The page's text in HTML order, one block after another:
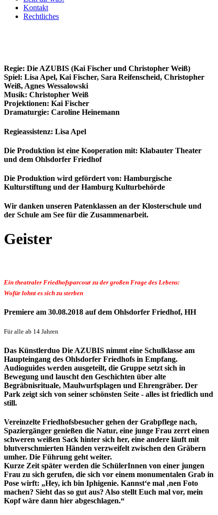
Kontakt
Rechtliches
Regie: Die AZUBIS (Kai Fischer und Christopher Weiß)
Spiel: Lisa Apel, Kai Fischer, Sara Reifenscheid, Christopher
Weiß, Agnes Wessalowski
Musik: Christopher Weiß
Projektionen: Kai Fischer
Dramaturgie: Caroline Heinemann
Regieassistenz: Lisa Apel
Die Produktion ist eine Kooperation mit: Klabauter Theater
und dem Ohlsdorfer Friedhof
Die Produktion wird gefördert von: Hamburgische
Kulturstiftung und der Hamburg Kulturbehörde
Wir danken unseren Patenklassen an der Klosterschule und
der Schule am See für die Zusammenarbeit.
Geister
Ein theatraler Friedhofsparcour zu der großen Frage des Lebens:
Wofür lohnt es sich zu sterben
Premiere am 30.08.2018 auf dem Ohlsdorfer Friedhof, HH
Für alle ab 14 Jahren
Das Künstlerduo Die AZUBIS nimmt eine Schulklasse am
Haupteingang des Ohlsdorfer Friedhofs in Empfang.
Audioguides werden ausgeteilt, die Gruppe setzt sich in
Bewegung und lauscht den Geschichten über alte
Begräbnisrituale, Maulwurfsplagen und Ehrengräber. Der
Park zeigt sich von seiner schönsten Seite - alles ist friedlich und
still.
Vereinzelte Friedhofsbesucher gehen der Grabpflege nach,
Spaziergänger genießen die Natur, eine junge Frau zerrt einen
schweren weißen Sack hinter sich her, eine andere läuft mit
blutverschmierten Händen verzweifelt zwischen den Gräbern
umher. Die Führung geht weiter.
Kurze Zeit später werden die SchülerInnen von einer jungen
Frau zu sich gerufen, die sich vor einem monumentalen Grab in
Pose wirft: „Hey, ich bin Iphigenie. Kannst‘e mal ‚nen Foto
machen? Sieht das so gut aus? Also stellt Euch mal vor, mein
Kopf wäre dann hier abgeschlagen.“